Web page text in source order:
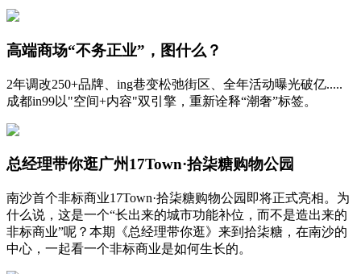
高端商场“不务正业”，图什么？
2年调改250+品牌、ing巷变松弛街区、全年活动曝光破亿.....
成都in99以"空间+内容"双引擎，重新诠释“潮奢”标签。
总经理带你逛广州17Town·拾柒糖购物公园
南沙首个非标商业17Town·拾柒糖购物公园即将正式亮相。为
什么说，这是一个“长出来的城市功能补位，而不是造出来的
非标商业”呢？本期《总经理带你逛》来到拾柒糖，在南沙的
中心，一起看一个非标商业是如何生长的。